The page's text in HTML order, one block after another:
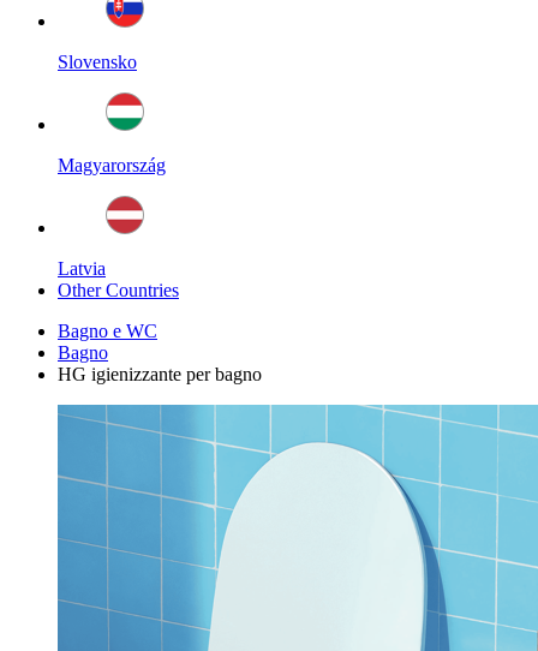
Slovensko
Magyarország
Latvia
Other Countries
Bagno e WC
Bagno
HG igienizzante per bagno